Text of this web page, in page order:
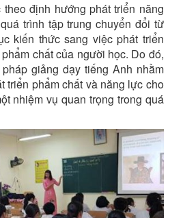
định hướng phát triển năng
trình tập trung chuyển đổi từ
kiến thức sang việc phát triển
chất của người học. Do đó,
giảng dạy tiếng Anh nhằm
triển phẩm chất và năng lực cho
nhiệm vụ quan trọng trong quá